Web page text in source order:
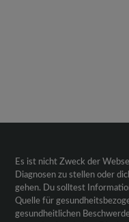
Es ist nicht Zweck der
Diagnosen zu stellen oder
gehen. Du solltest
Quelle für
gesundheitlichen